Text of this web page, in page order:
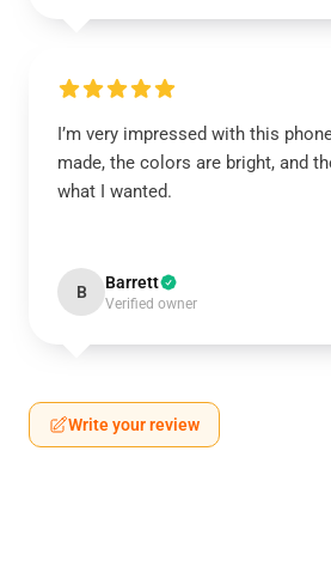
I’m very impressed with this
made, the colors are bright, and
what I wanted.
B Barrett
Verified owner
Write your review